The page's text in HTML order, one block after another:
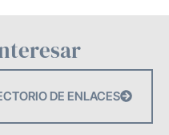
DE ENLACES